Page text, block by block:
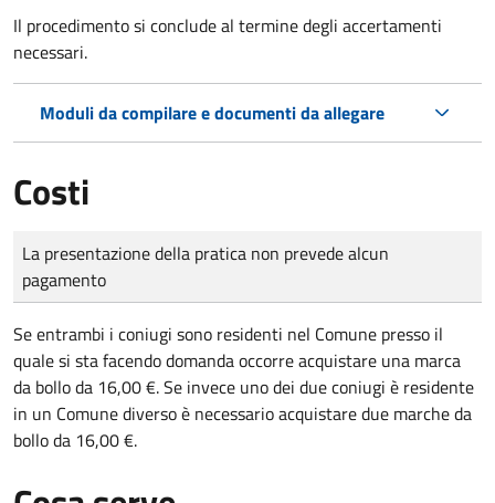
Il procedimento si conclude al termine degli accertamenti
necessari.
Moduli da compilare e documenti da allegare
Costi
Tipo di pagamento
Importo
La presentazione della pratica non prevede alcun
pagamento
Se entrambi i coniugi sono residenti nel Comune presso il
quale si sta facendo domanda occorre acquistare una marca
da bollo da 16,00 €. Se invece uno dei due coniugi è residente
in un Comune diverso è necessario acquistare due marche da
bollo da 16,00 €.